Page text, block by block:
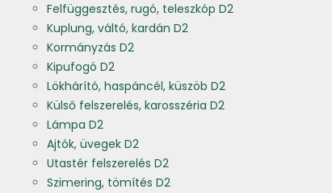
Felfüggesztés, rugó, teleszkóp D2
Kuplung, váltó, kardán D2
Kormányzás D2
Kipufogó D2
Lökhárító, haspáncél, küszöb D2
Külső felszerelés, karosszéria D2
Lámpa D2
Ajtók, üvegek D2
Utastér felszerelés D2
Szimering, tömítés D2